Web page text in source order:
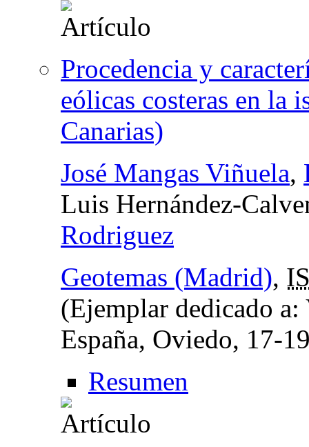
Procedencia y
eólicas costeras en la
Canarias)
José Mangas Viñuela,
Luis Hernández-
Rodriguez
Geotemas (Madrid),
(Ejemplar dedicado
España, Oviedo, 17-
Resumen